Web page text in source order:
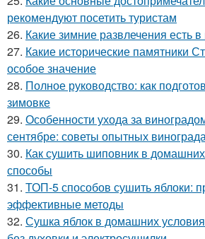
рекомендуют посетить туристам
26. Какие зимние развлечения есть в
27. Какие исторические памятники
особое значение
28. Полное руководство: как
зимовке
29. Особенности ухода за
сентябре: советы опытных
30. Как сушить шиповник в
способы
31. ТОП-5 способов сушить яблоки:
эффективные методы
32. Сушка яблок в домашних